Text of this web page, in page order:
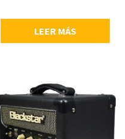
hacia atrás.
LEER MÁS